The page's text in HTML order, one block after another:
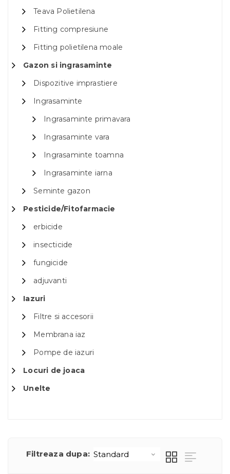
Teava Polietilena
Fitting compresiune
Fitting polietilena moale
Gazon si ingrasaminte
Dispozitive imprastiere
Ingrasaminte
Ingrasaminte primavara
Ingrasaminte vara
Ingrasaminte toamna
Ingrasaminte iarna
Seminte gazon
Pesticide/Fitofarmacie
erbicide
insecticide
fungicide
adjuvanti
Iazuri
Filtre si accesorii
Membrana iaz
Pompe de iazuri
Locuri de joaca
Unelte
Filtreaza dupa: